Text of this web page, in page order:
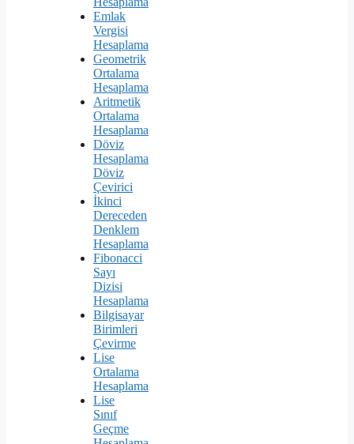
Emlak
Vergisi
Hesaplama
Geometrik
Ortalama
Hesaplama
Aritmetik
Ortalama
Hesaplama
Döviz
Hesaplama
Döviz
Çevirici
İkinci
Dereceden
Denklem
Hesaplama
Fibonacci
Sayı
Dizisi
Hesaplama
Bilgisayar
Birimleri
Çevirme
Lise
Ortalama
Hesaplama
Lise
Sınıf
Geçme